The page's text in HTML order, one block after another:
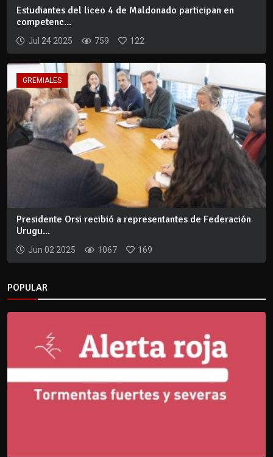
Estudiantes del liceo 4 de Maldonado participan en
competenc...
Jul 24 2025 759 122
GREMIALES
Presidente Orsi recibió a representantes de Federación
Urugu...
Jun 02 2025 1067 169
POPULAR